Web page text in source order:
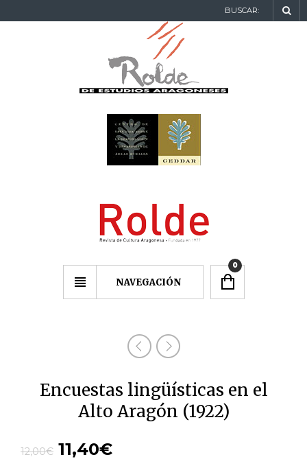
BUSCAR:
NAVEGACIÓN
0
Encuestas lingüísticas en el
Alto Aragón (1922)
12,00€ 11,40€